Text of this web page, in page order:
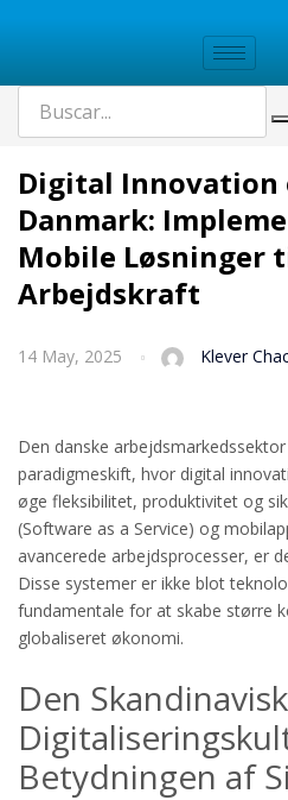
Digital Innovation
Danmark:
Mobile Løsninger
Arbejdskraft
14 May, 2025 Klever
Den danske
paradigmeskift, hvor digital
øge fleksibilitet, produktivitet og
(Software as a Service) og
avancerede arbejdsprocesser, er
Disse systemer er ikke blot
fundamentale for at skabe større
globaliseret økonomi.
Den
Betydningen af